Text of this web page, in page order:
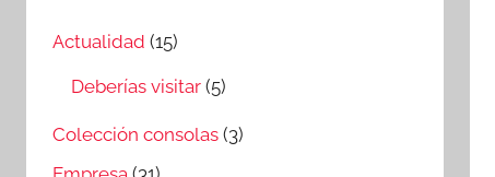
Actualidad (15)
Deberías visitar (5)
Colección consolas (3)